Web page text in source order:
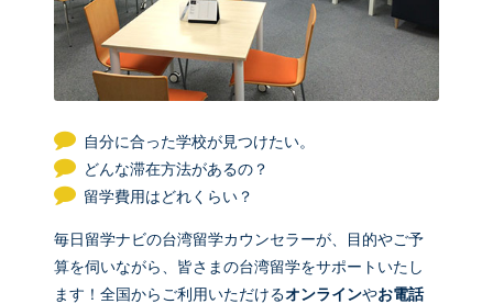
自分に合った学校が見つけたい。
どんな滞在方法があるの？
留学費用はどれくらい？
毎日留学ナビの台湾留学カウンセラーが、目的やご予
算を伺いながら、皆さまの台湾留学をサポートいたし
ます！全国からご利用いただけるオンラインやお電話